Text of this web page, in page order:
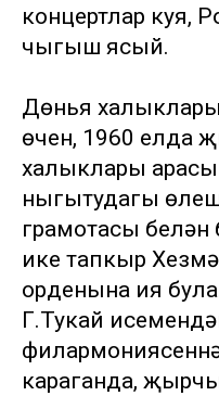
концертлар куя,
чыгыш ясый.
Дөнья
өчен, 1960 елда
халыклары
ныгытудагы
грамотасы белән
ике тапкыр
орденына ия
Г.Тукай
караганда,